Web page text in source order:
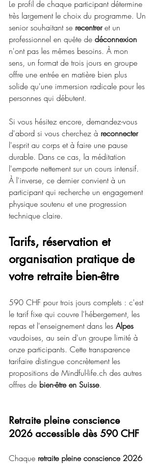
Le profil de chaque participant détermine
très largement le choix du programme. Un
senior souhaitant se recentrer et un
professionnel en quête de déconnexion
n'ont pas les mêmes besoins. À mon
sens, un format de trois jours en groupe
offre une entrée en matière bien plus
solide qu'une immersion radicale pour les
personnes qui débutent.
Si vous hésitez encore, demandez-vous
d'abord si vous cherchez à reconnecter
l'esprit au corps et à faire une pause
durable. Dans ce cas, la méditation
l'emporte nettement sur un cours intensif.
À l'inverse, ce dernier convient à un
participant qui recherche un engagement
physique soutenu et une progression
technique claire.
Tarifs, réservation et
organisation pratique de
votre retraite bien-être
590 CHF pour trois jours complets : c'est
le tarif fixe qui couvre l'hébergement, les
repas et l'enseignement dans les Alpes
vaudoises, au sein d'un groupe limité à
onze participants. Cette transparence
tarifaire distingue concrètement les
propositions de Mindful-life.ch des autres
offres de bien-être en Suisse.
Retraite pleine conscience
2026 accessible dès 590 CHF
Chaque retraite pleine conscience 2026